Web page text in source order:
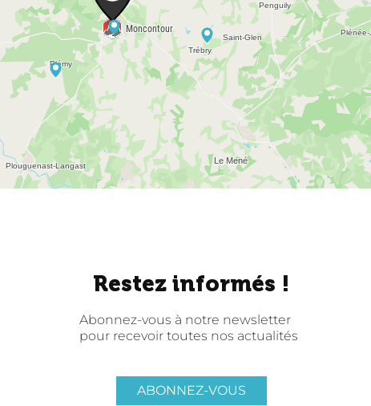
Restez informés !
Abonnez-vous à notre newsletter
pour recevoir toutes nos actualités
ABONNEZ-VOUS